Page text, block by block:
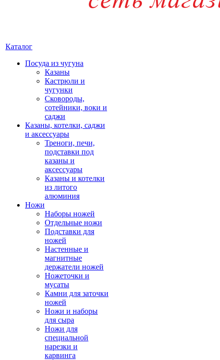
Каталог
Посуда из чугуна
Казаны
Кастрюли и
чугунки
Сковороды,
сотейники, воки и
саджи
Казаны, котелки, саджи
и аксессуары
Треноги, печи,
подставки под
казаны и
аксессуары
Казаны и котелки
из литого
алюминия
Ножи
Наборы ножей
Отдельные ножи
Подставки для
ножей
Настенные и
магнитные
держатели ножей
Ножеточки и
мусаты
Камни для заточки
ножей
Ножи и наборы
для сыра
Ножи для
специальной
нарезки и
карвинга